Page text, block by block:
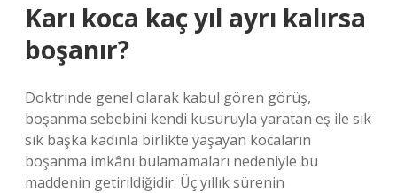
Karı koca kaç yıl ayrı kalırsa
boşanır?
Doktrinde genel olarak kabul gören görüş,
boşanma sebebini kendi kusuruyla yaratan eş ile sık
sık başka kadınla birlikte yaşayan kocaların
boşanma imkânı bulamamaları nedeniyle bu
maddenin getirildiğidir. Üç yıllık sürenin